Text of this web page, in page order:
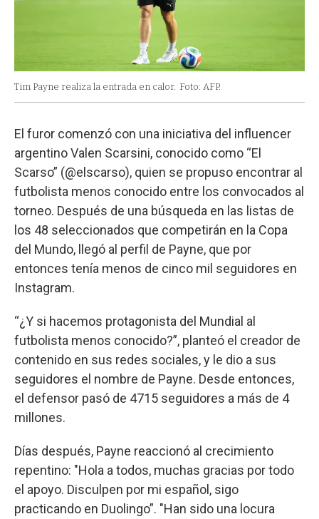
Tim Payne realiza la entrada en calor. Foto: AFP.
El furor comenzó con una iniciativa del influencer
argentino Valen Scarsini, conocido como “El
Scarso” (@elscarso), quien se propuso encontrar al
futbolista menos conocido entre los convocados al
torneo. Después de una búsqueda en las listas de
los 48 seleccionados que competirán en la Copa
del Mundo, llegó al perfil de Payne, que por
entonces tenía menos de cinco mil seguidores en
Instagram.
“¿Y si hacemos protagonista del Mundial al
futbolista menos conocido?”, planteó el creador de
contenido en sus redes sociales, y le dio a sus
seguidores el nombre de Payne. Desde entonces,
el defensor pasó de 4715 seguidores a más de 4
millones.
Días después, Payne reaccionó al crecimiento
repentino: "Hola a todos, muchas gracias por todo
el apoyo. Disculpen por mi español, sigo
practicando en Duolingo”. "Han sido una locura